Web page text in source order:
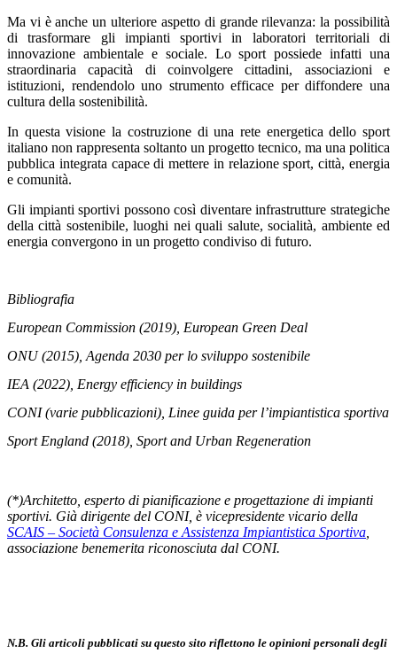
Ma vi è anche un ulteriore aspetto di grande rilevanza: la possibilità
di trasformare gli impianti sportivi in laboratori territoriali di
innovazione ambientale e sociale. Lo sport possiede infatti una
straordinaria capacità di coinvolgere cittadini, associazioni e
istituzioni, rendendolo uno strumento efficace per diffondere una
cultura della sostenibilità.
In questa visione la costruzione di una rete energetica dello sport
italiano non rappresenta soltanto un progetto tecnico, ma una politica
pubblica integrata capace di mettere in relazione sport, città, energia
e comunità.
Gli impianti sportivi possono così diventare infrastrutture strategiche
della città sostenibile, luoghi nei quali salute, socialità, ambiente ed
energia convergono in un progetto condiviso di futuro.
Bibliografia
European Commission (2019), European Green Deal
ONU (2015), Agenda 2030 per lo sviluppo sostenibile
IEA (2022), Energy efficiency in buildings
CONI (varie pubblicazioni), Linee guida per l’impiantistica sportiva
Sport England (2018), Sport and Urban Regeneration
(*)Architetto, esperto di pianificazione e progettazione di impianti
sportivi. Già dirigente del CONI, è vicepresidente vicario della
SCAIS – Società Consulenza e Assistenza Impiantistica Sportiva
associazione benemerita riconosciuta dal CONI.
N.B. Gli articoli pubblicati su questo sito riflettono le opinioni personali degli